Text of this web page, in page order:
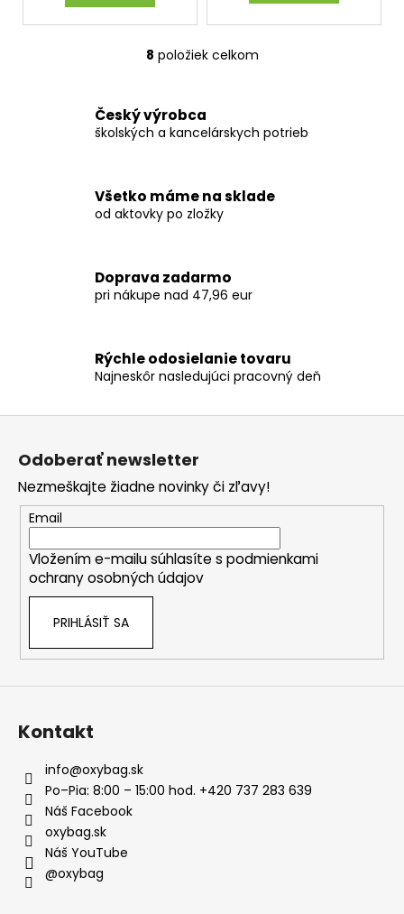
O
á
d
i
e
v
k
ý
p
s
8 položiek celkom
Český výrobca
školských a kancelárskych potrieb
Všetko máme na sklade
od aktovky po zložky
Doprava zadarmo
pri nákupe nad 47,96 eur
Rýchle odosielanie tovaru
Najneskôr nasledujúci pracovný deň
Z
Odoberať newsletter
Nezmeškajte žiadne novinky či zľavy!
Email
Vložením e-mailu súhlasíte s podmienkami
ochrany osobných údajov
PRIHLÁSIŤ SA
Kontakt
info@oxybag.sk
Po–Pia: 8:00 – 15:00 hod. +420 737 283 639
Náš Facebook
oxybag.sk
Náš YouTube
@oxybag